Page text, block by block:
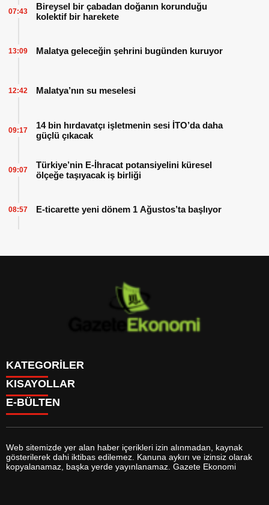
Bireysel bir çabadan doğanın korunduğu
kolektif bir harekete
07:43
Malatya geleceğin şehrini bugünden kuruyor
13:09
Malatya’nın su meselesi
12:42
14 bin hırdavatçı işletmenin sesi İTO’da daha
güçlü çıkacak
09:17
Türkiye’nin E-İhracat potansiyelini küresel
ölçeğe taşıyacak iş birliği
09:07
E-ticarette yeni dönem 1 Ağustos’ta başlıyor
08:57
KATEGORİLER
GÜNDEM
DÜNYA
SİYASET
MAGAZİN
SAĞLIK
EĞİTİM
YAŞAM
KISAYOLLAR
BURÇLAR
FİKSTÜR
FİRMA EKLE
FİRMA REHBERİ
E-BÜLTEN
gazeteekonomi.com e-bültenine abone olarak, tarafınıza haber,
duyuru ve kampanya içerikli e-postaların gönderilmesini kabul etmiş
Web sitemizde yer alan haber içerikleri izin alınmadan, kaynak
gösterilerek dahi iktibas edilemez. Kanuna aykırı ve izinsiz olarak
kopyalanamaz, başka yerde yayınlanamaz. Gazete Ekonomi